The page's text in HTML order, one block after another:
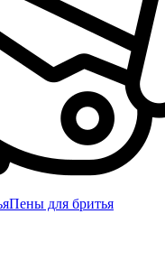
Пены для бритья